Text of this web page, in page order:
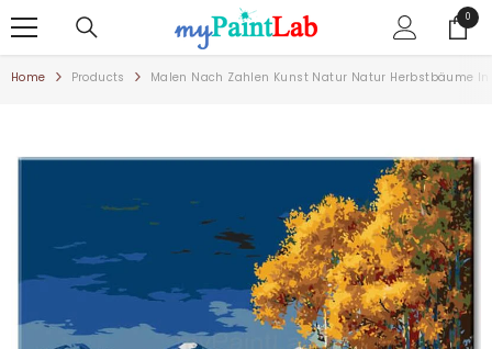
00
Artikel
Home Products Malen Nach Zahlen Kunst Natur Natur Herbstbäume